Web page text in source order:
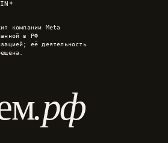
IN*
компании Meta
в РФ
её деятельность
.рф
75-58 · ОТВЕТИМ В ТЕЧЕНИЕ ЧАСА
75-58 · С 9 ДО 21 МСК
ПН–ПТ 10:00–19:00